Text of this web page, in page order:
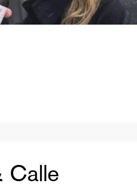
Calle